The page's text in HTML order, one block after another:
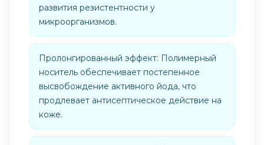
развития резистентности у
микроорганизмов.
Пролонгированный эффект: Полимерный
носитель обеспечивает постепенное
высвобождение активного йода, что
продлевает антисептическое действие на
коже.